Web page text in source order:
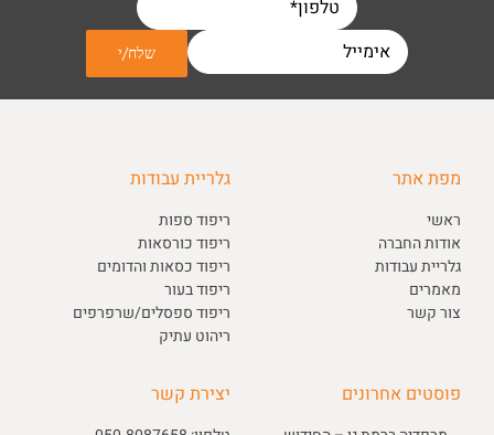
מפת אתר
ראשי
אודות החברה
גלריית עבודות
מאמרים
צור קשר
גלריית עבודות
ריפוד ספות
ריפוד כורסאות
ריפוד כסאות והדומים
ריפוד בעור
ריפוד ספסלים/שרפרפים
ריהוט עתיק
פוסטים אחרונים יצירת קשר